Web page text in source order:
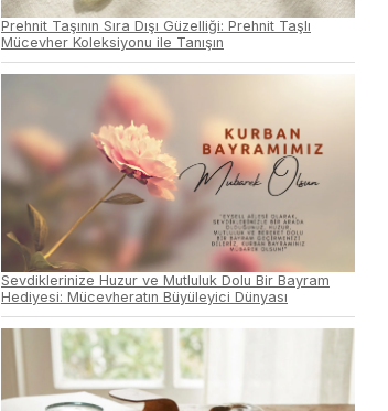
Prehnit Taşının Sıra Dışı Güzelliği: Prehnit Taşlı
Mücevher Koleksiyonu ile Tanışın
Sevdiklerinize Huzur ve Mutluluk Dolu Bir Bayram
Hediyesi: Mücevheratın Büyüleyici Dünyası